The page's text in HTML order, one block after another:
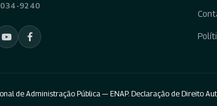
9240
de Administração Pública — ENAP. Declaração de Direito